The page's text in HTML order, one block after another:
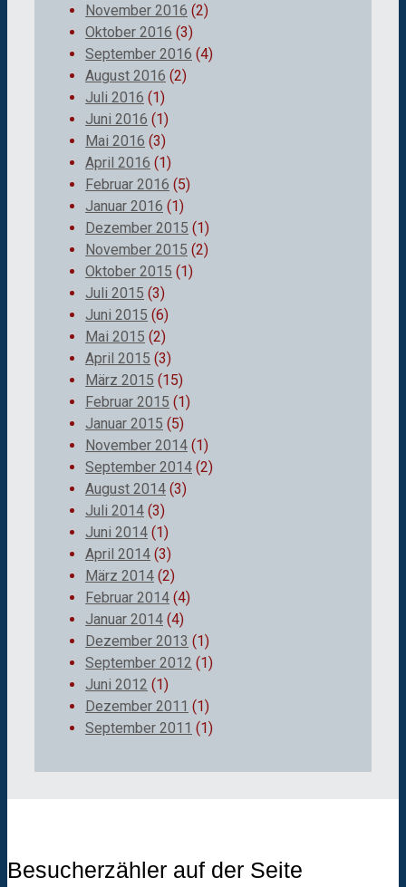
November 2016 (2)
Oktober 2016 (3)
September 2016 (4)
August 2016 (2)
Juli 2016 (1)
Juni 2016 (1)
Mai 2016 (3)
April 2016 (1)
Februar 2016 (5)
Januar 2016 (1)
Dezember 2015 (1)
November 2015 (2)
Oktober 2015 (1)
Juli 2015 (3)
Juni 2015 (6)
Mai 2015 (2)
April 2015 (3)
März 2015 (15)
Februar 2015 (1)
Januar 2015 (5)
November 2014 (1)
September 2014 (2)
August 2014 (3)
Juli 2014 (3)
Juni 2014 (1)
April 2014 (3)
März 2014 (2)
Februar 2014 (4)
Januar 2014 (4)
Dezember 2013 (1)
September 2012 (1)
Juni 2012 (1)
Dezember 2011 (1)
September 2011 (1)
Besucherzähler auf der Seite